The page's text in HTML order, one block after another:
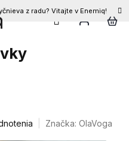
z radu? Vitajte v Enemiq!
Značka: OlaVoga